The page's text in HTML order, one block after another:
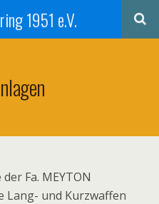
1951 e.V.
Fa. MEYTON
Lang- und Kurzwaffen